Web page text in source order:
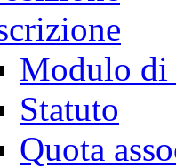
Modulo di
Statuto
Quota